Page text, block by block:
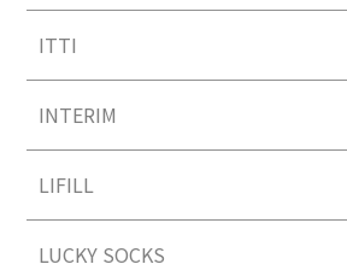
ITTI
INTERIM
LIFILL
LUCKY SOCKS